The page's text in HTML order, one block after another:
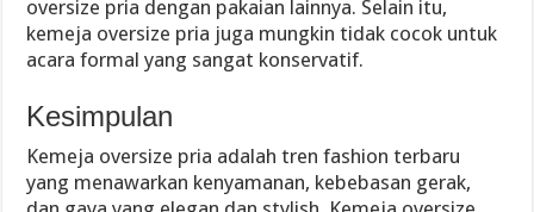
oversize pria dengan pakaian lainnya. Selain itu,
kemeja oversize pria juga mungkin tidak cocok untuk
acara formal yang sangat konservatif.
Kesimpulan
Kemeja oversize pria adalah tren fashion terbaru
yang menawarkan kenyamanan, kebebasan gerak,